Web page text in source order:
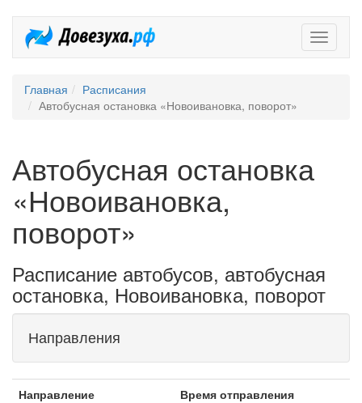
Главная
Расписания
Автобусная остановка «Новоивановка, поворот»
Автобусная остановка
«Новоивановка,
поворот»
Расписание автобусов, автобусная
остановка, Новоивановка, поворот
Направления
Направление
Время отправления